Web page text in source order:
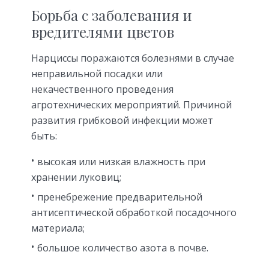
Борьба с заболевания и
вредителями цветов
Нарциссы поражаются болезнями в случае
неправильной посадки или
некачественного проведения
агротехнических мероприятий. Причиной
развития грибковой инфекции может
быть:
высокая или низкая влажность при
хранении луковиц;
пренебрежение предварительной
антисептической обработкой посадочного
материала;
большое количество азота в почве.